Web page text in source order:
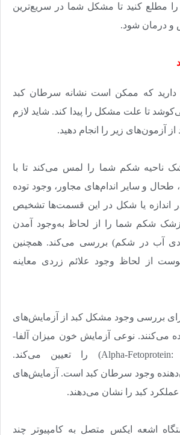
مطلع کنید تا مشکل شما در سریع‌‌‌ترین
درمان شود.
دارید که ممکن است نشانه سرطان کبد
تا علت مشکل را پیدا کند. شاید لازم
آزمون‌های زیر را انجام دهید.
ناحیه شکم شما را لمس می‌‌‌کند تا با
و سایر اندام‌‌‌های مجاور، وجود توده
در اندازه یا شکل در این قسمت‌‌‌ها تشخیص
پزشک شکم شما را از لحاظ به‌وجود آمدن
آب در شکم) بررسی می‌‌‌کند. همچنین
از لحاظ وجود علائم زردی معاینه
بررسی وجود مشکل کبد از آزمایش‌‌‌های
می‌کنند. نوعی آزمایش خون میزان آلفا-
(Alpha- را تعیین می‌کند.
وجود سرطان کبد است. آزمایش‌های
کبد را نشان می‌‌‌دهند.
اشعه ایکس متصل به کامپیوتر چند